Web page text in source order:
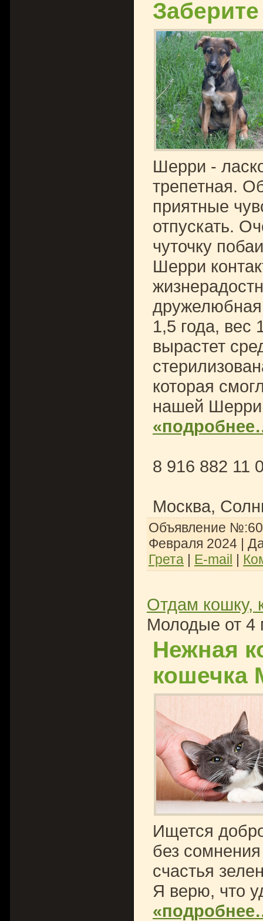
Шерри -
трепетная.
приятные
отпускать.
чуточку
Шерри
дружелюбная
1,5 года, вес
вырастет
которая
нашей
8 916 882 11
Москва,
Объявление
Февраля 2024 |
Грета | E-mail |
Отдам кошку,
Молодые от 4
Нежная
кошечка
Ищется
без
счастья
Я верю, что